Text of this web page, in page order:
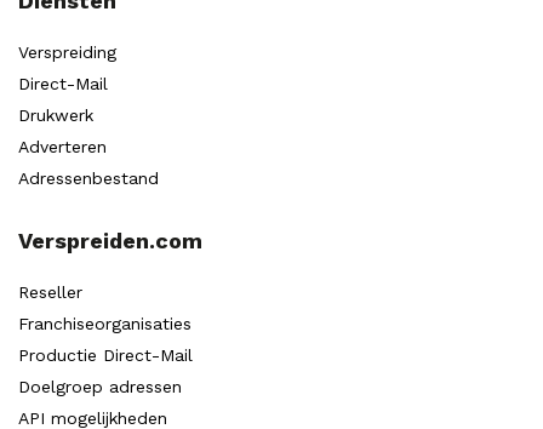
Verspreiding
Direct-Mail
Drukwerk
Adverteren
Adressenbestand
Verspreiden.com
Reseller
Franchiseorganisaties
Productie Direct-Mail
Doelgroep adressen
API mogelijkheden